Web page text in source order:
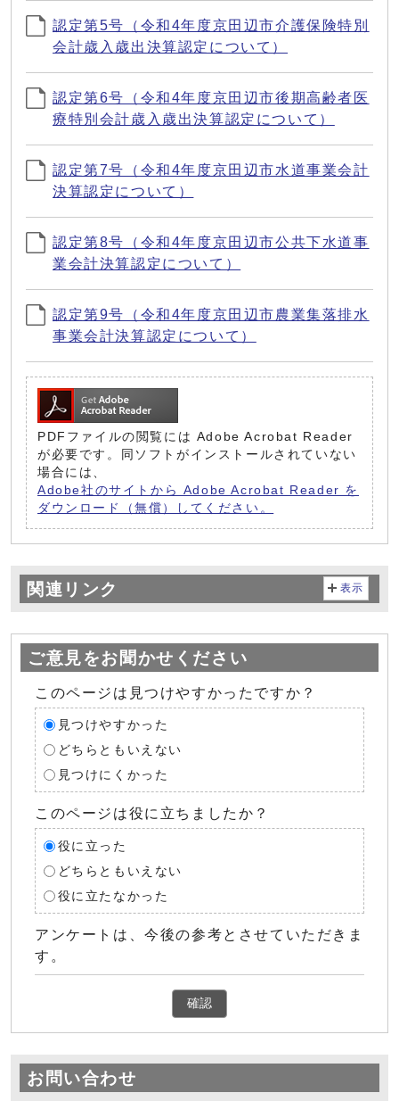
認定第5号（令和4年度京田辺市介護保険特別
会計歳入歳出決算認定について）
認定第6号（令和4年度京田辺市後期高齢者医
療特別会計歳入歳出決算認定について）
認定第7号（令和4年度京田辺市水道事業会計
決算認定について）
認定第8号（令和4年度京田辺市公共下水道事
業会計決算認定について）
認定第9号（令和4年度京田辺市農業集落排水
事業会計決算認定について）
PDFファイルの閲覧には Adobe Acrobat Reader
が必要です。同ソフトがインストールされていない
場合には、
Adobe社のサイトから Adobe Acrobat Reader を
ダウンロード（無償）してください。
関連リンク 表示
ご意見をお聞かせください
このページは見つけやすかったですか？
見つけやすかった
どちらともいえない
見つけにくかった
このページは役に立ちましたか？
役に立った
どちらともいえない
役に立たなかった
アンケートは、今後の参考とさせていただきま
す。
確認
お問い合わせ